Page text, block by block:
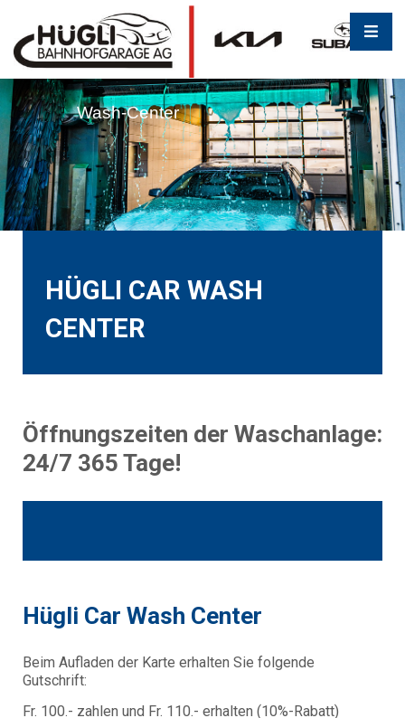
Wash-Center
HÜGLI CAR WASH
CENTER
Öffnungszeiten der Waschanlage:
24/7 365 Tage!
Hügli Car Wash Center
Beim Aufladen der Karte erhalten Sie folgende
Gutschrift:
Fr. 100.- zahlen und Fr. 110.- erhalten (10%-Rabatt)